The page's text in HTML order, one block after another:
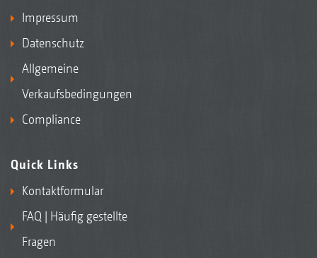
Impressum
Datenschutz
Allgemeine
Verkaufsbedingungen
Compliance
Quick Links
Kontaktformular
FAQ | Häufig gestellte
Fragen